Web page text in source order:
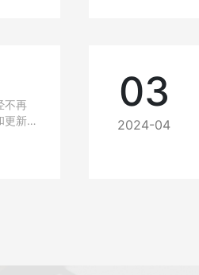
不再
更新
您
03
2024-04